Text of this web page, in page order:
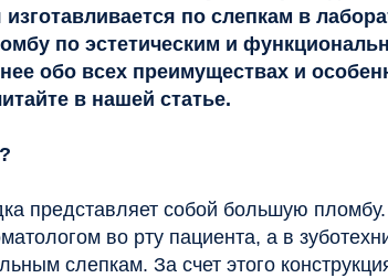
собой большую пломбу. Только
во рту пациента, а в зуботехнической
прилегает к тканям зуба, что
пломб, часто путают с зубными
Начнем с того, что зубная
элемент коронковой части зуба, а